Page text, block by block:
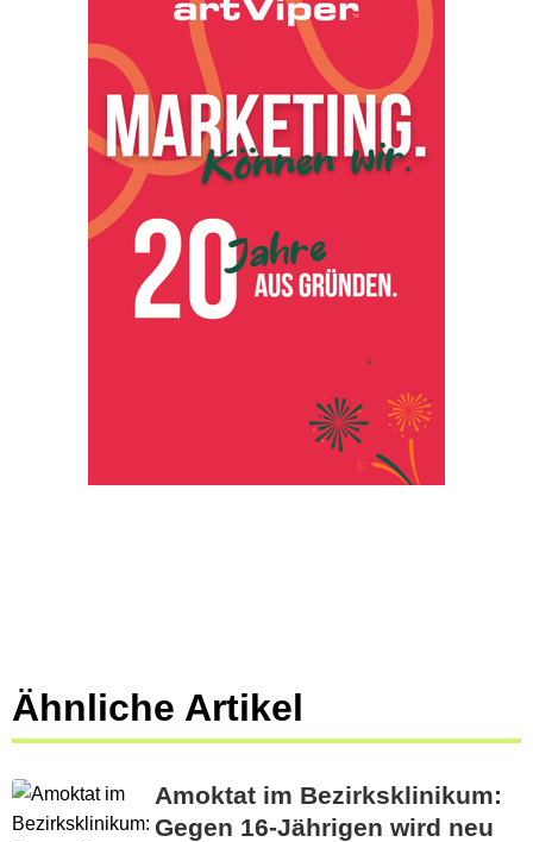
Ähnliche Artikel
Amoktat im Bezirksklinikum:
Gegen 16-Jährigen wird neu